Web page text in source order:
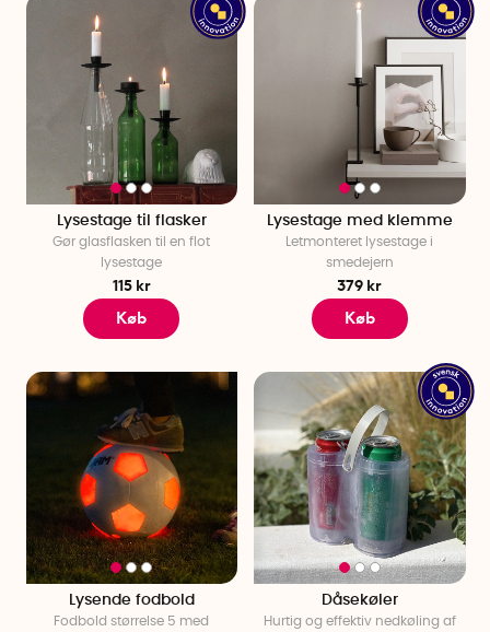
Lysestage til flasker
Gør glasflasken til en flot
lysestage
115 kr
Køb
Lysestage med klemme
Letmonteret lysestage i
smedejern
379 kr
Køb
Lysende fodbold
Fodbold størrelse 5 med
Dåsekøler
Hurtig og effektiv nedkøling af